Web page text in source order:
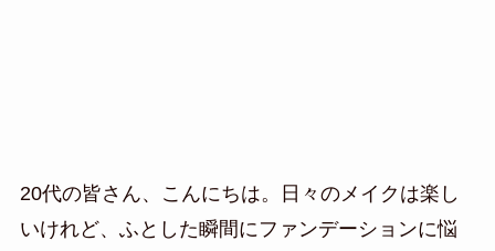
20代の皆さん、こんにちは。日々のメイクは楽し
いけれど、ふとした瞬間にファンデーションに悩